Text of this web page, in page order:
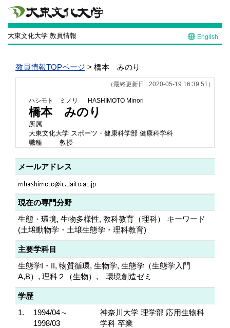
大東文化大学 教員情報 English
教員情報TOPページ > 橋本 みのり
（最終更新日 : 2020-05-19 16:39:51）
ハシモト ミノリ HASHIMOTO Minori
橋本 みのり
所属
大東文化大学 スポーツ・健康科学部 健康科学科
職種
教授
メールアドレス
現在の専門分野
生態・環境, 生物多様性, 教科教育（理科） キーワード
(土壌動物学・土壌生態学・理科教育)
主要学科目
生態学I・II, 物質循環, 生物学, 生態学（生態学入門
A,B）, 理科２（生物）, 環境創造ゼミ
学歴
1.
1994/04～
1998/03
神奈川大学 理学部 応用生物科
学科 卒業